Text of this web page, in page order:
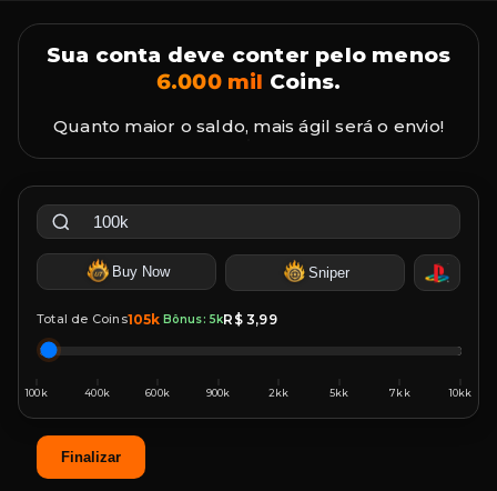
Sua conta deve conter pelo menos
6.000 mil Coins.
Quanto maior o saldo, mais ágil será o envio!
Buy Now Sniper
Total de Coins105k Bônus: 5kR$ 3,99
Finalizar